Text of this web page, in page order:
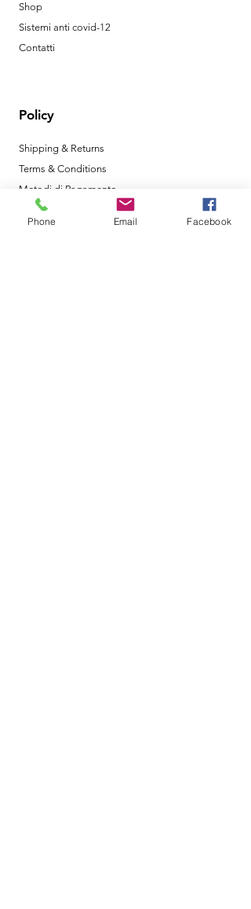
Shop
Sistemi anti covid-12
Contatti
Policy
Shipping & Returns
Terms & Conditions
Metodi di Pagamento
Phone Email Facebook